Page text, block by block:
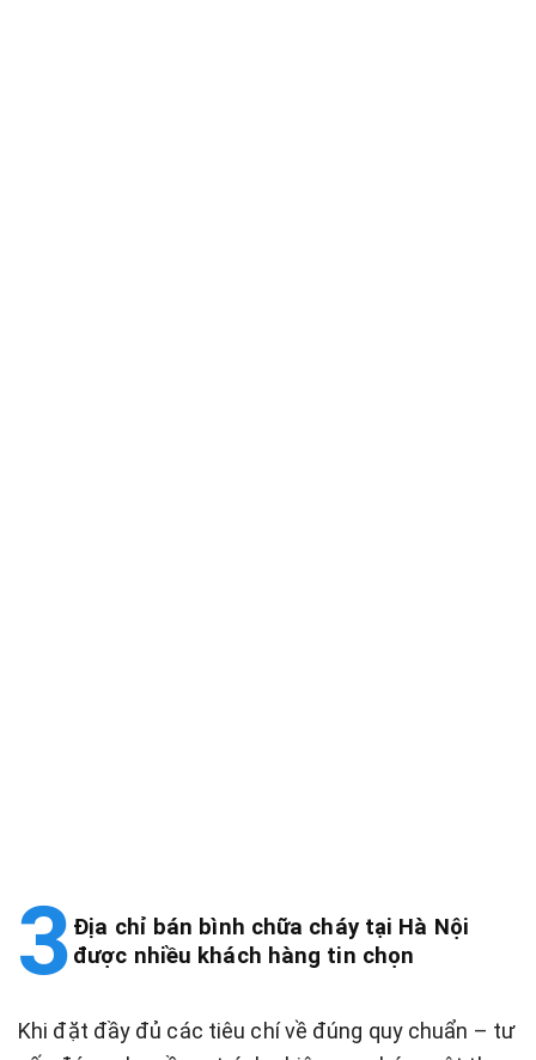
Địa chỉ bán bình chữa cháy tại Hà Nội
được nhiều khách hàng tin chọn
Khi đặt đầy đủ các tiêu chí về đúng quy chuẩn – tư